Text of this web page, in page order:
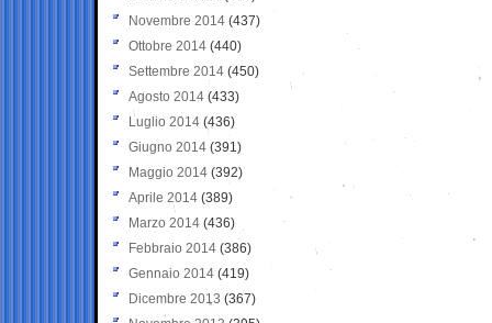
Novembre 2014 (437)
Ottobre 2014 (440)
Settembre 2014 (450)
Agosto 2014 (433)
Luglio 2014 (436)
Giugno 2014 (391)
Maggio 2014 (392)
Aprile 2014 (389)
Marzo 2014 (436)
Febbraio 2014 (386)
Gennaio 2014 (419)
Dicembre 2013 (367)